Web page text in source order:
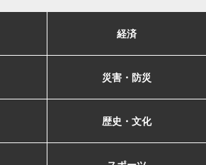
経済
災害・防災
歴史・文化